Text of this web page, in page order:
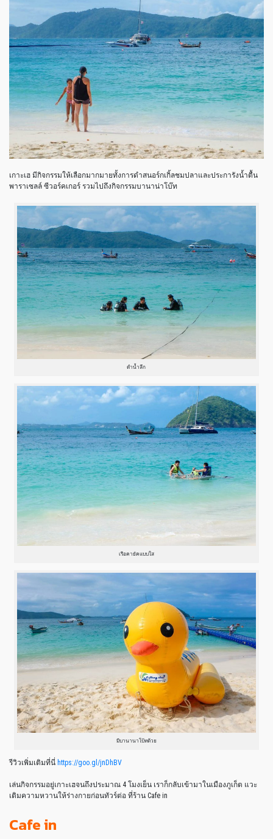
เกาะเฮ มีกิจกรรมให้เลือกมากมายทั้งการดำสนอร์กเกิ้ลชมปลาและประการังน้ำตื้น
พาราเซลล์ ซีวอร์คเกอร์ รวมไปถึงกิจกรรมบานาน่าโบ๊ท
ดำน้ำลึก
เรือคายัคแบบใส
มีบานานาโบ้ทด้วย
รีวิวเพิ่มเติมที่นี่ https://goo.gl/jnDhBV
เล่นกิจกรรมอยู่เกาะเฮจนถึงประมาณ 4 โมงเย็น เราก็กลับเข้ามาในเมืองภูเก็ต แวะ
เติมความหวานให้ร่างกายก่อนทัวร์ต่อ ที่ร้าน Cafe in
Cafe in